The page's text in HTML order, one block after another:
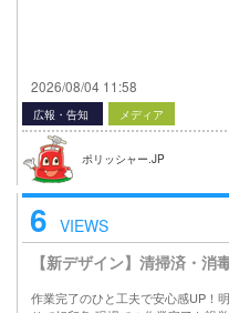
2026/08/04 11:58
広報・告知 メディア
ポリッシャー.JP
6 VIEWS
【新デザイン】清掃済・消
作業完了のひと工夫で安心感UP！